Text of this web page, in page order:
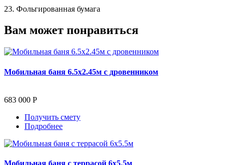
23. Фольгированная бумага
Вам может понравиться
Мобильная баня 6.5х2.45м с дровенником
683 000 Р
Получить смету
Подробнее